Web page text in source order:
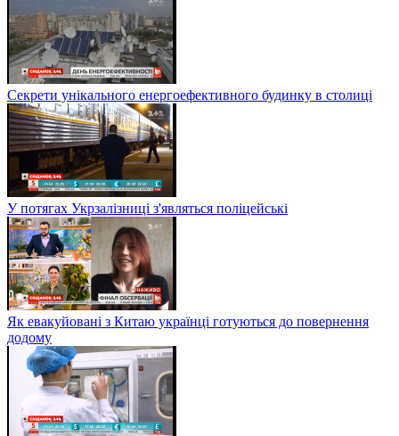
Секрети унікального енергоефективного будинку в столиці
У потягах Укрзалізниці з'являться поліцейські
Як евакуйовані з Китаю українці готуються до повернення
додому